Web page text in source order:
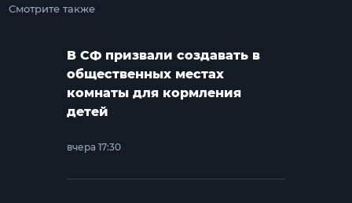
Смотрите также
В СФ призвали создавать в
общественных местах
комнаты для кормления
детей
вчера 17:30